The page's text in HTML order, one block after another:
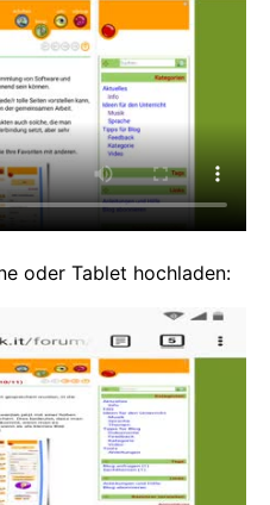
oder Tablet hochladen: